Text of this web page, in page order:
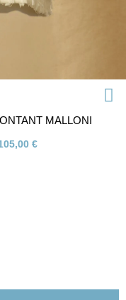
MALLONI
€